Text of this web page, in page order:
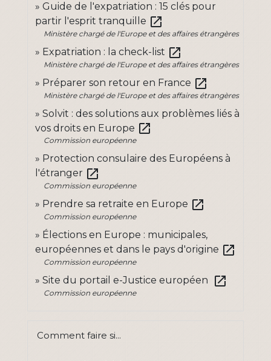
Guide de l'expatriation : 15 clés pour
partir l'esprit tranquille open_in_new
Ministère chargé de l'Europe et des affaires étrangères
Expatriation : la check-list open_in_new
Ministère chargé de l'Europe et des affaires étrangères
Préparer son retour en France open_in_new
Ministère chargé de l'Europe et des affaires étrangères
Solvit : des solutions aux problèmes liés à
vos droits en Europe open_in_new
Commission européenne
Protection consulaire des Européens à
l'étranger open_in_new
Commission européenne
Prendre sa retraite en Europe open_in_new
Commission européenne
Élections en Europe : municipales,
européennes et dans le pays d'origine open_in_new
Commission européenne
Site du portail e-Justice européen open_in_new
Commission européenne
Comment faire si...